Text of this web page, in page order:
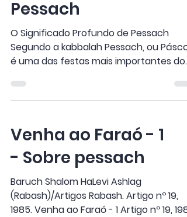
Pessach
O Significado Profundo de Pessach
Segundo a kabbalah Pessach, ou
é uma das festas mais importantes do
Venha ao Faraó - 1
- Sobre pessach
Baruch Shalom HaLevi Ashlag
(Rabash)/Artigos Rabash. Artigo nº 19,
1985. Venha ao Faraó - 1 Artigo nº 19,